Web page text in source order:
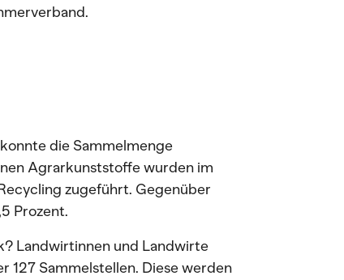
die Sammelmenge
Agrarkunststoffe wurden im
zugeführt. Gegenüber
Prozent.
Landwirtinnen und Landwirte
127 Sammelstellen. Diese werden